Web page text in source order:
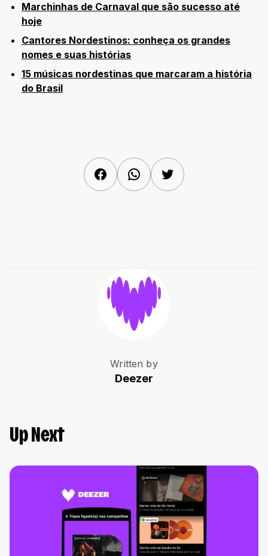
Marchinhas de Carnaval que são sucesso até
hoje
Cantores Nordestinos: conheça os grandes
nomes e suas histórias
15 músicas nordestinas que marcaram a história
do Brasil
FacebookWhatsAppTwitter
Written by
Deezer
Up Next